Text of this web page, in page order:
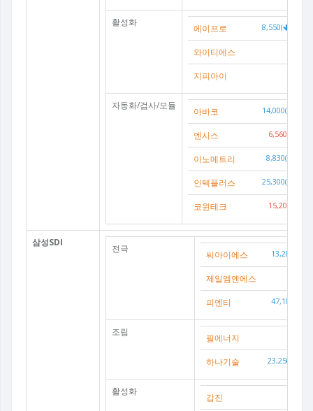
활성화
에이프로 8,550(
와이티에스
지피아이
자동화/검사/모듈
아바코 14,000(
엔시스 6,560(
이노메트리 8,830(
인텍플러스 25,300(
코윈테크 15,200(
삼성SDI
전극
씨아이에스 13,280(
제일엠엔에스
피엔티 47,100(
조립
필에너지
하나기술 23,250(
활성화
갑진